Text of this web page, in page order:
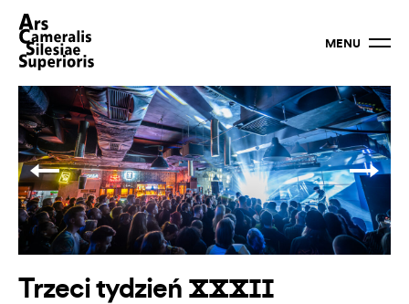
MENU
Trzeci tydzień ⅩⅩⅩⅠⅠ